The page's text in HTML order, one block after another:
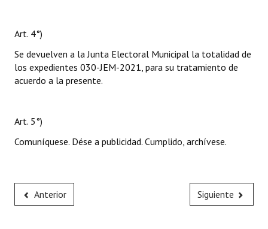
Art. 4°)
Se devuelven a la Junta Electoral Municipal la totalidad de
los expedientes 030-JEM-2021, para su tratamiento de
acuerdo a la presente.
Art. 5°)
Comuníquese. Dése a publicidad. Cumplido, archívese.
Anterior Siguiente